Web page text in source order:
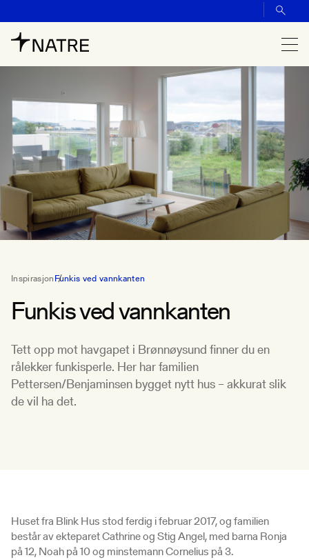
InspirasjonFunkis ved vannkanten
Funkis ved vannkanten
Tett opp mot havgapet i Brønnøysund finner du en
rålekker funkisperle. Her har familien
Pettersen/Benjaminsen bygget nytt hus – akkurat slik
de vil ha det.
Huset fra Blink Hus stod ferdig i februar 2017, og familien
består av ekteparet Cathrine og Stig Angel, med barna Ronja
på 12, Noah på 10 og minstemann Cornelius på 3.